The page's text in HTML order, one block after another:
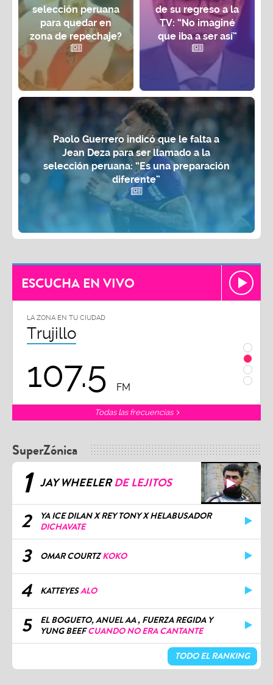
selección peruana
para quedar en
zona de repechaje?
de su regreso a la
TV: “No imaginé
que iba a ser así”
Paolo Guerrero indicó que le falta a
Jean Deza para ser llamado a la
selección peruana: “Es una preparación
diferente”
ESCUCHA EN VIVO
LA ZONA EN TU CIUDAD
Trujillo
107.5 FM
Todas las frecuencias
SuperZónica
1 JAY WHEELERDE LEJITOS
2
YA ICE DILAN X REY TONY X HELABUSADOR
DICHAVATE
3 OMAR COURTZKOKO
4 KATTEYESALO
5
EL BOGUETO, ANUEL AA , FUERZA REGIDA Y
YUNG BEEFCUANDO NO ERA CANTANTE
TODO EL RANKING